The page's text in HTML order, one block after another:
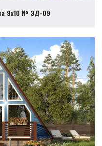
9х10 № ЭД-09